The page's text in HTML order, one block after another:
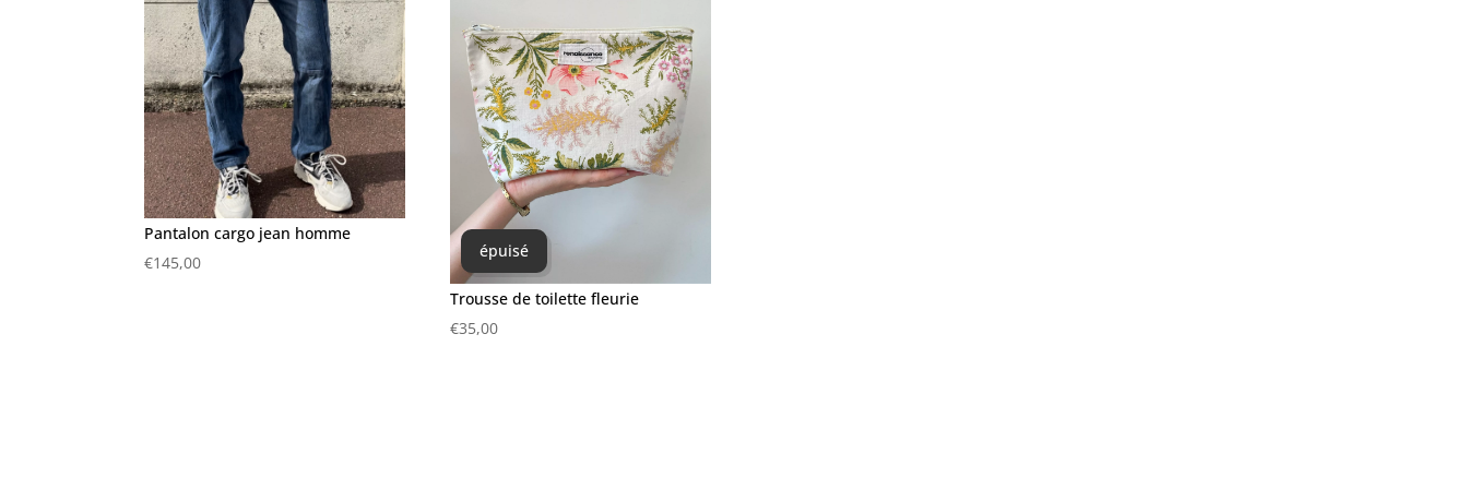
Pantalon cargo jean homme
€145,00
épuisé
Trousse de toilette fleurie
€35,00